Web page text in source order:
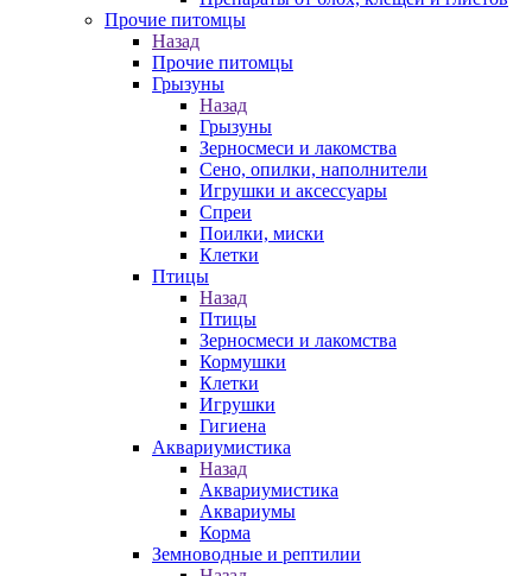
Прочие питомцы
Назад
Прочие питомцы
Грызуны
Назад
Грызуны
Зерносмеси и лакомства
Сено, опилки, наполнители
Игрушки и аксессуары
Спреи
Поилки, миски
Клетки
Птицы
Назад
Птицы
Зерносмеси и лакомства
Кормушки
Клетки
Игрушки
Гигиена
Аквариумистика
Назад
Аквариумистика
Аквариумы
Корма
Земноводные и рептилии